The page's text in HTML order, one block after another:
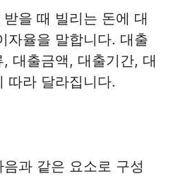
을 때 빌리는 돈에 대
자율을 말합니다. 대출
대출금액, 대출기간, 대
따라 달라집니다.
과 같은 요소로 구성